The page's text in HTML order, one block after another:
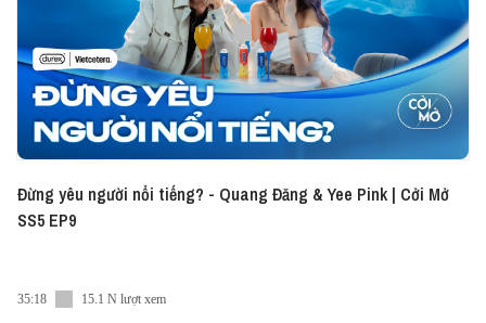
https://share.vietcetera.com/Linkedin-VN - EN:
https://share.vietcetera.com/Linkedin ● Tiktok:
https://share.vietcetera.com/Tiktok-Advice ●
Twitter: https://share.vietcetera.com/Twitter
#CoiMo #Vietcetera #Podcast
Đừng yêu người nổi tiếng? - Quang Đăng & Yee Pink | Cởi Mở
SS5 EP9
35:18 15.1 N lượt xem